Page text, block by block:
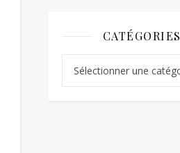
CATÉGORIES